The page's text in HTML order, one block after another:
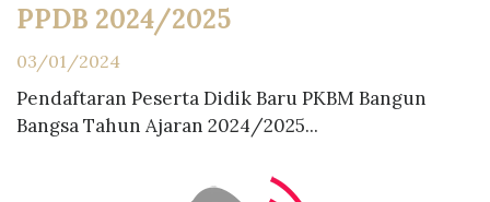
PPDB 2024/2025
03/01/2024
Pendaftaran Peserta Didik Baru PKBM Bangun
Bangsa Tahun Ajaran 2024/2025...